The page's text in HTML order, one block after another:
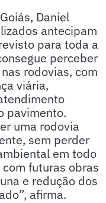
Daniel
antecipam
para toda a
perceber
rodovias, com
viária,
pavimento.
uma rodovia
sem perder
em todo
futuras obras
e redução dos
afirma.